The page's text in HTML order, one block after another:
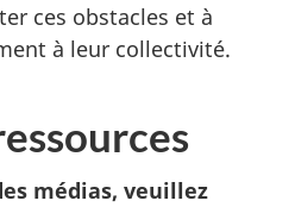
ces obstacles et à
à leur collectivité.
médias, veuillez